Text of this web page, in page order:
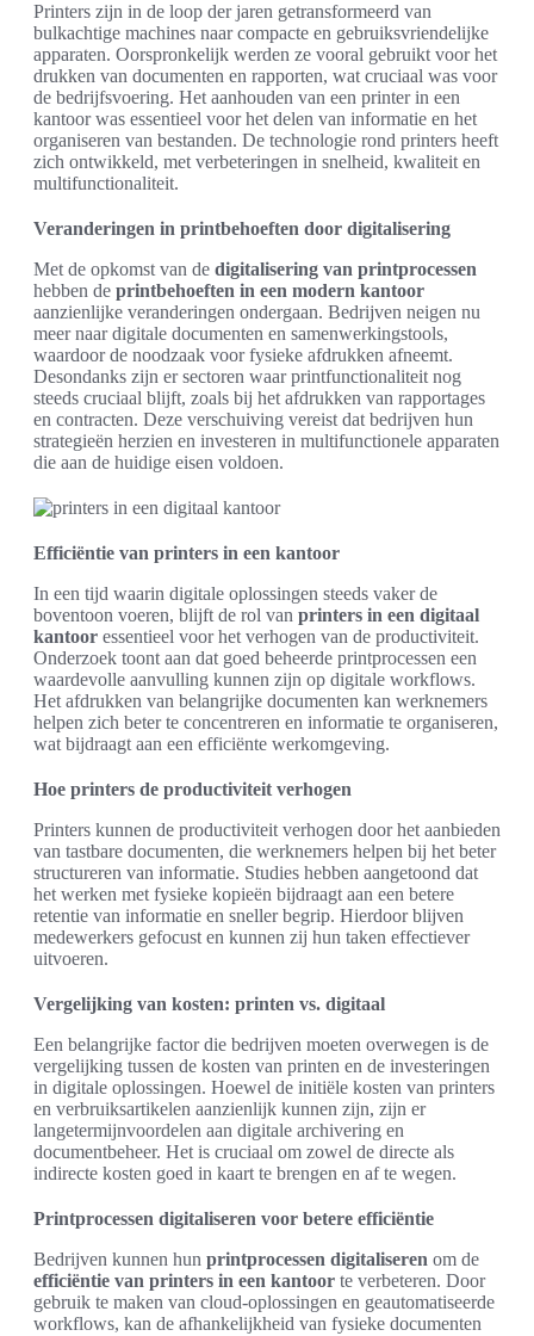
Printers zijn in de loop der jaren getransformeerd van
bulkachtige machines naar compacte en gebruiksvriendelijke
apparaten. Oorspronkelijk werden ze vooral gebruikt voor het
drukken van documenten en rapporten, wat cruciaal was voor
de bedrijfsvoering. Het aanhouden van een printer in een
kantoor was essentieel voor het delen van informatie en het
organiseren van bestanden. De technologie rond printers heeft
zich ontwikkeld, met verbeteringen in snelheid, kwaliteit en
multifunctionaliteit.
Veranderingen in printbehoeften door digitalisering
Met de opkomst van de digitalisering van printprocessen
hebben de printbehoeften in een modern kantoor
aanzienlijke veranderingen ondergaan. Bedrijven neigen nu
meer naar digitale documenten en samenwerkingstools,
waardoor de noodzaak voor fysieke afdrukken afneemt.
Desondanks zijn er sectoren waar printfunctionaliteit nog
steeds cruciaal blijft, zoals bij het afdrukken van rapportages
en contracten. Deze verschuiving vereist dat bedrijven hun
strategieën herzien en investeren in multifunctionele apparaten
die aan de huidige eisen voldoen.
Efficiëntie van printers in een kantoor
In een tijd waarin digitale oplossingen steeds vaker de
boventoon voeren, blijft de rol van printers in een digitaal
kantoor essentieel voor het verhogen van de productiviteit.
Onderzoek toont aan dat goed beheerde printprocessen een
waardevolle aanvulling kunnen zijn op digitale workflows.
Het afdrukken van belangrijke documenten kan werknemers
helpen zich beter te concentreren en informatie te organiseren,
wat bijdraagt aan een efficiënte werkomgeving.
Hoe printers de productiviteit verhogen
Printers kunnen de productiviteit verhogen door het aanbieden
van tastbare documenten, die werknemers helpen bij het beter
structureren van informatie. Studies hebben aangetoond dat
het werken met fysieke kopieën bijdraagt aan een betere
retentie van informatie en sneller begrip. Hierdoor blijven
medewerkers gefocust en kunnen zij hun taken effectiever
uitvoeren.
Vergelijking van kosten: printen vs. digitaal
Een belangrijke factor die bedrijven moeten overwegen is de
vergelijking tussen de kosten van printen en de investeringen
in digitale oplossingen. Hoewel de initiële kosten van printers
en verbruiksartikelen aanzienlijk kunnen zijn, zijn er
langetermijnvoordelen aan digitale archivering en
documentbeheer. Het is cruciaal om zowel de directe als
indirecte kosten goed in kaart te brengen en af te wegen.
Printprocessen digitaliseren voor betere efficiëntie
Bedrijven kunnen hun printprocessen digitaliseren om de
efficiëntie van printers in een kantoor te verbeteren. Door
gebruik te maken van cloud-oplossingen en geautomatiseerde
workflows, kan de afhankelijkheid van fysieke documenten